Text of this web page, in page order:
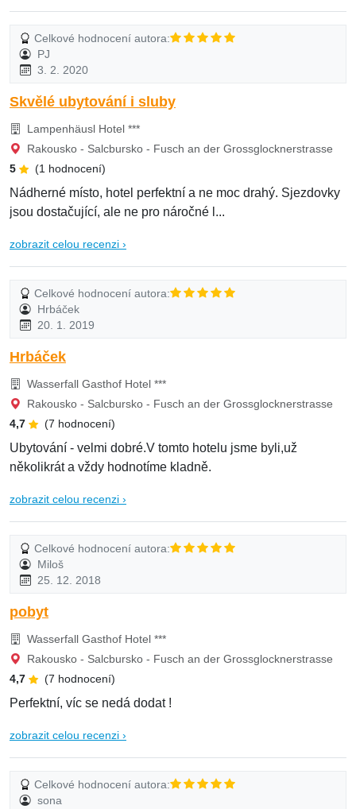
Celkové hodnocení autora:
PJ
3. 2. 2020
Skvělé ubytování i sluby
Lampenhäusl Hotel ***
Rakousko - Salcbursko - Fusch an der Grossglocknerstrasse
5
(1 hodnocení)
Nádherné místo, hotel perfektní a ne moc drahý. Sjezdovky
jsou dostačující, ale ne pro náročné l...
zobrazit celou recenzi ›
Celkové hodnocení autora:
Hrbáček
20. 1. 2019
Hrbáček
Wasserfall Gasthof Hotel ***
Rakousko - Salcbursko - Fusch an der Grossglocknerstrasse
4,7
(7 hodnocení)
Ubytování - velmi dobré.V tomto hotelu jsme byli,už
několikrát a vždy hodnotíme kladně.
zobrazit celou recenzi ›
Celkové hodnocení autora:
Miloš
25. 12. 2018
pobyt
Wasserfall Gasthof Hotel ***
Rakousko - Salcbursko - Fusch an der Grossglocknerstrasse
4,7
(7 hodnocení)
Perfektní, víc se nedá dodat !
zobrazit celou recenzi ›
Celkové hodnocení autora:
sona